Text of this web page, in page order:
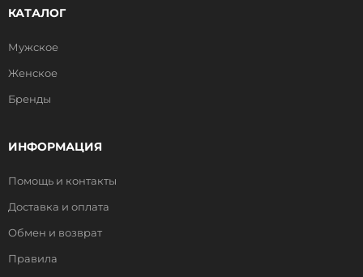
КАТАЛОГ
Мужское
Женское
Бренды
ИНФОРМАЦИЯ
Помощь и контакты
Доставка и оплата
Обмен и возврат
Правила